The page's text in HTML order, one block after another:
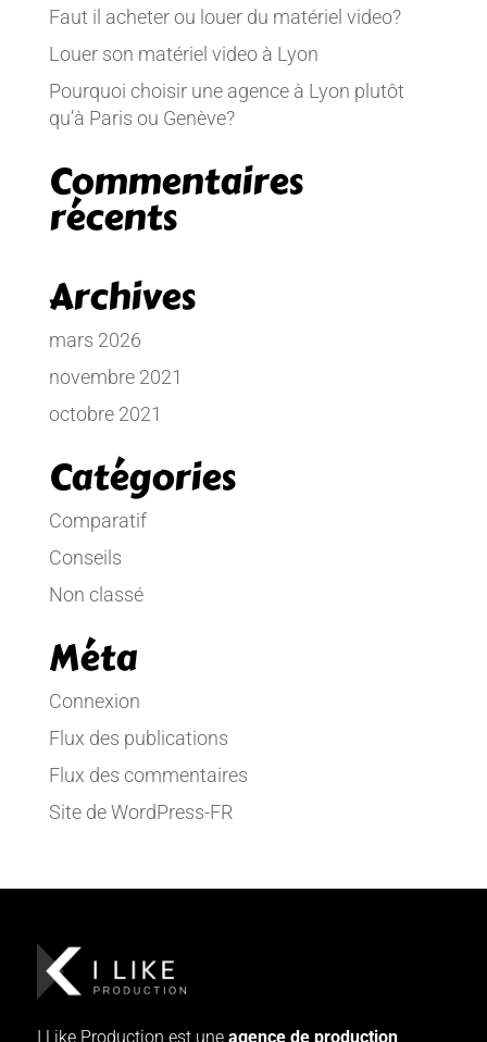
Faut il acheter ou louer du matériel video?
Louer son matériel video à Lyon
Pourquoi choisir une agence à Lyon plutôt
qu’à Paris ou Genève?
Commentaires
récents
Archives
mars 2026
novembre 2021
octobre 2021
Catégories
Comparatif
Conseils
Non classé
Méta
Connexion
Flux des publications
Flux des commentaires
Site de WordPress-FR
I Like Production est une agence de production